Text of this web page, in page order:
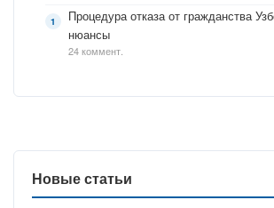
Процедура отказа от гражданства
нюансы
24 коммент.
Новые статьи